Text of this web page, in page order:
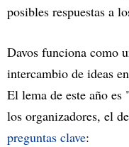
posibles respuestas a
Davos funciona como
intercambio de ideas
El lema de este año
los organizadores, el
preguntas clave: